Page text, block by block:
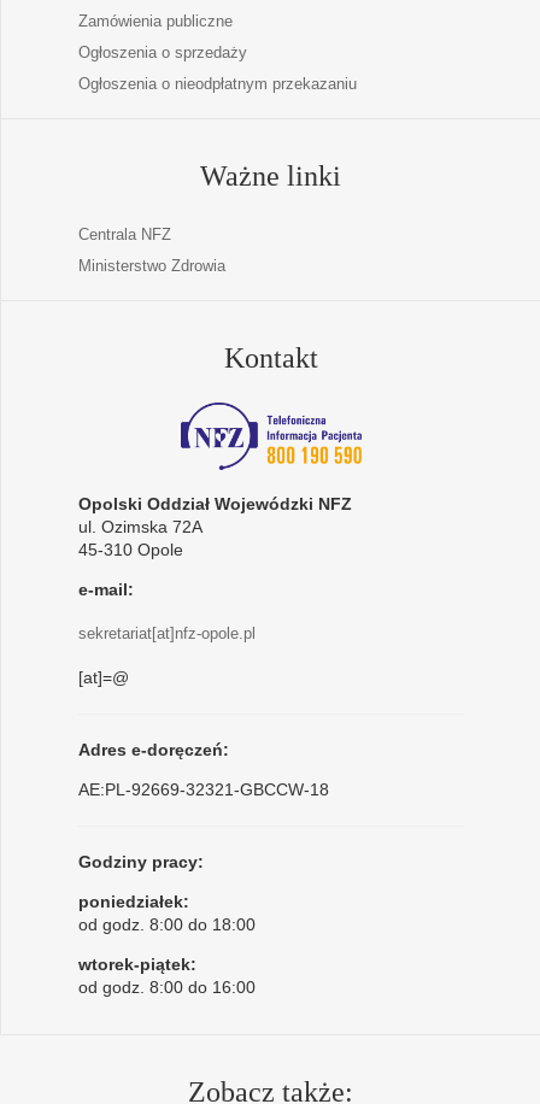
Zamówienia publiczne
Ogłoszenia o sprzedaży
Ogłoszenia o nieodpłatnym przekazaniu
Ważne linki
Centrala NFZ
Ministerstwo Zdrowia
Kontakt
Opolski Oddział Wojewódzki NFZ
ul. Ozimska 72A
45-310 Opole
e-mail:
sekretariat[at]nfz-opole.pl
[at]=@
Adres e-doręczeń:
AE:PL-92669-32321-GBCCW-18
Godziny pracy:
poniedziałek:
od godz. 8:00 do 18:00
wtorek-piątek:
od godz. 8:00 do 16:00
Zobacz także: